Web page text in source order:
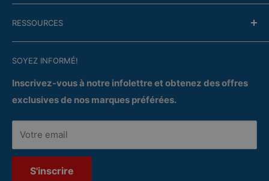
Garantie
Questions/Réponses
Satisfaction
Entreprise
Contactez-nous
Circulaire en cours
Services
RESSOURCES
Politique de confidentialité
Livraison et cueillette
Réparation
SOYEZ INFORMÉ!
Inscrivez-vous à notre infolettre et obtenez des offres
exclusives de nos marques préférées.
Votre email
S'inscrire